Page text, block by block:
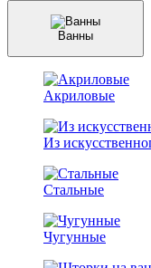
Ванны
Акриловые
Из
Стальные
Чугунные